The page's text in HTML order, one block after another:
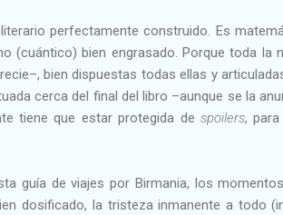
perfectamente construido. Es
(cuántico) bien engrasado. Porque toda
bien dispuestas todas ellas y
cerca del final del libro –aunque se la
tiene que estar protegida de spoilers,
guía de viajes por Birmania, los
dosificado, la tristeza inmanente a todo